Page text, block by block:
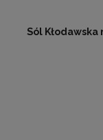
Sól Kłodawska